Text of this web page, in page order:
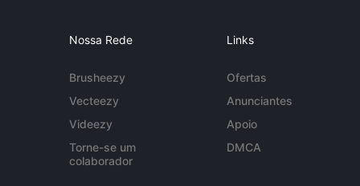
Nossa Rede
Brusheezy
Vecteezy
Videezy
Torne-se um
colaborador
Links
Ofertas
Anunciantes
Apoio
DMCA